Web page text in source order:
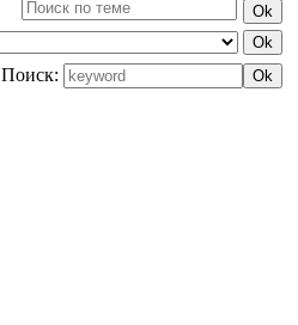
Поиск: